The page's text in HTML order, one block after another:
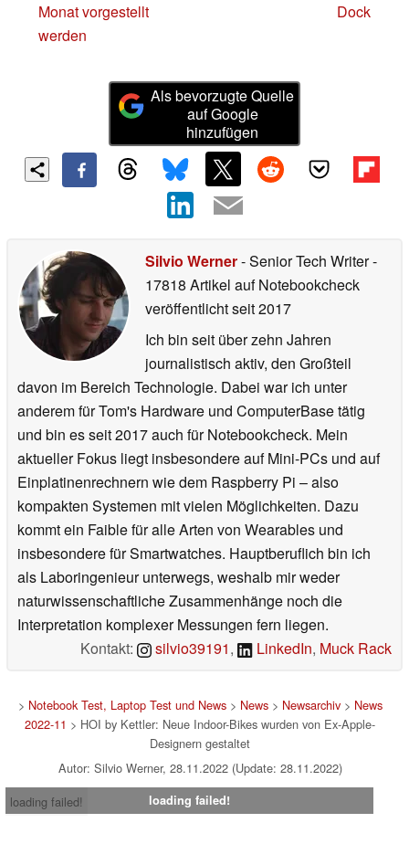
Monat vorgestellt
werden
Dock
Als bevorzugte Quelle
auf Google
hinzufügen
Silvio Werner- Senior Tech Writer-
17818 Artikel auf Notebookcheck
veröffentlichtseit 2017
Ich bin seit über zehn Jahren
journalistisch aktiv, den Großteil
davon im Bereich Technologie. Dabei war ich unter
anderem für Tom's Hardware und ComputerBase tätig
und bin es seit 2017 auch für Notebookcheck. Mein
aktueller Fokus liegt insbesondere auf Mini-PCs und auf
Einplatinenrechnern wie dem Raspberry Pi – also
kompakten Systemen mit vielen Möglichkeiten. Dazu
kommt ein Faible für alle Arten von Wearables und
insbesondere für Smartwatches. Hauptberuflich bin ich
als Laboringenieur unterwegs, weshalb mir weder
naturwissenschaftliche Zusammenhänge noch die
Interpretation komplexer Messungen fern liegen.
Kontakt:
silvio39191, LinkedIn, Muck Rack
> Notebook Test, Laptop Test und News> News> Newsarchiv> News
2022-11 > HOI by Kettler: Neue Indoor-Bikes wurden von Ex-Apple-
Designern gestaltet
Autor: Silvio Werner, 28.11.2022 (Update: 28.11.2022)
loading failed!
loading failed!